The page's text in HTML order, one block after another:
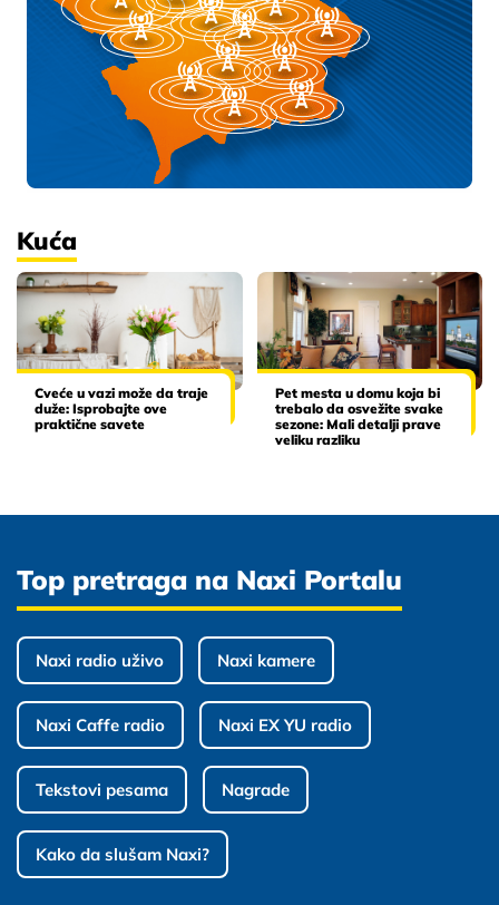
Kuća
Cveće u vazi može da traje
duže: Isprobajte ove
praktične savete
Pet mesta u domu koja bi
trebalo da osvežite svake
sezone: Mali detalji prave
veliku razliku
Top pretraga na Naxi Portalu
Naxi radio uživo Naxi kamere
Naxi Caffe radio Naxi EX YU radio
Tekstovi pesama Nagrade
Kako da slušam Naxi?